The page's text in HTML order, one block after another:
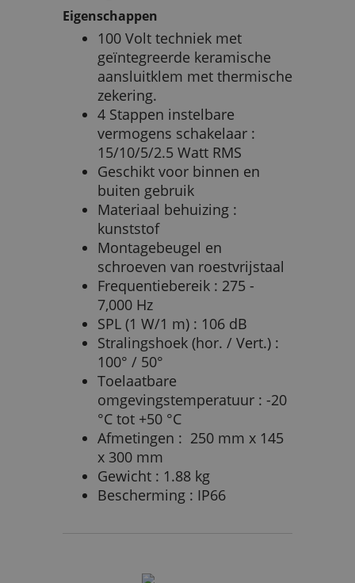
Eigenschappen
100 Volt techniek met
geïntegreerde keramische
aansluitklem met thermische
zekering.
4 Stappen instelbare
vermogens schakelaar :
15/10/5/2.5 Watt RMS
Geschikt voor binnen en
buiten gebruik
Materiaal behuizing :
kunststof
Montagebeugel en
schroeven van roestvrijstaal
Frequentiebereik : 275 -
7,000 Hz
SPL (1 W/1 m) : 106 dB
Stralingshoek (hor. / Vert.) :
100° / 50°
Toelaatbare
omgevingstemperatuur : -20
°C tot +50 °C
Afmetingen : 250 mm x 145
x 300 mm
Gewicht : 1.88 kg
Bescherming : IP66